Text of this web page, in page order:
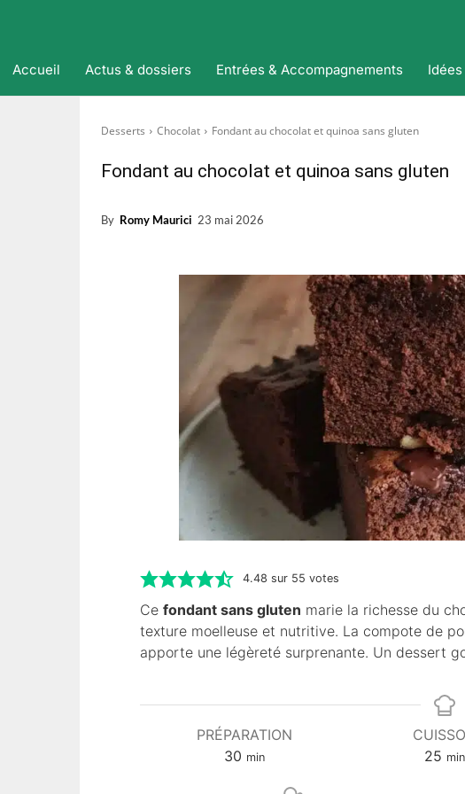
Accueil Actus & dossiers Entrées & Accompagnements
Desserts Chocolat Fondant au chocolat et quinoa sans gluten
Fondant au chocolat et quinoa sans gluten
By Romy Maurici 23 mai 2026
4.48 sur 55 votes
Ce fondant sans gluten marie la richesse du
texture moelleuse et nutritive. La compote de
apporte une légèreté surprenante. Un dessert
PRÉPARATION
30 m
min
25 m
min